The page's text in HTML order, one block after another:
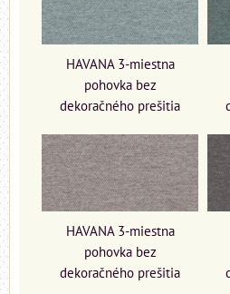
HAVANA 3-miestna
pohovka bez
dekoračného prešitia
HAVANA 3-miestna
pohovka bez
dekoračného prešitia